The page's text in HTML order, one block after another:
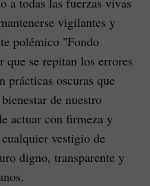
vigilantes y
polémico "Fondo
se repitan los errores
prácticas oscuras que
de nuestro
actuar con firmeza y
vestigio de
digno, transparente y